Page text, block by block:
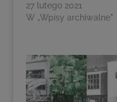
27 lutego 2021
W „Wpisy archiwalne"